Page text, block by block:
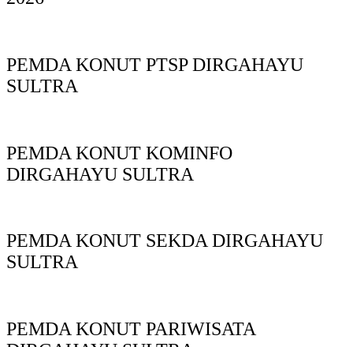
PEMDA KONUT PTSP DIRGAHAYU
SULTRA
PEMDA KONUT KOMINFO
DIRGAHAYU SULTRA
PEMDA KONUT SEKDA DIRGAHAYU
SULTRA
PEMDA KONUT PARIWISATA